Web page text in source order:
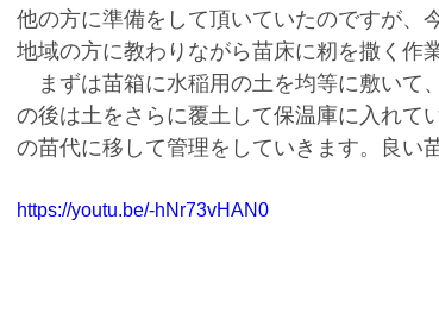
他の方に準備をして頂いていたのですが、
地域の方に教わりながら苗床に籾を撒く作
まずは苗箱に水稲用の土を均等に敷いて
の後は土をさらに覆土して保温庫に入れて
の苗代に移して管理をしていきます。良い
https://youtu.be/-hNr73vHAN0